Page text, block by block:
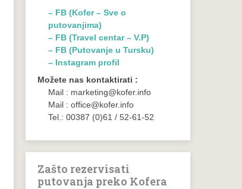
– FB (Kofer – Sve o
putovanjima)
– FB (Travel centar – V.P)
– FB (Putovanje u Tursku)
– Instagram profil
Možete nas kontaktirati :
Mail : marketing@kofer.info
Mail : office@kofer.info
Tel.: 00387 (0)61 / 52-61-52
Zašto rezervisati
putovanja preko Kofera